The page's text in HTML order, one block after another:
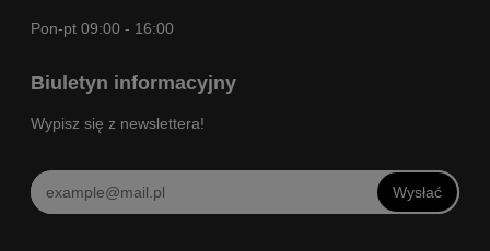
Pon-pt 09:00 - 16:00
Biuletyn informacyjny
Wypisz się z newslettera!
Wysłać